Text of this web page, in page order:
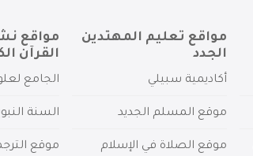
مواقع تعليم المهتدين
الجدد
أكاديمية سبيلي
موقع المسلم الجديد
موقع الصلاة في الإسلام
مواقع
القرآن
الجامع
السنة
موقع